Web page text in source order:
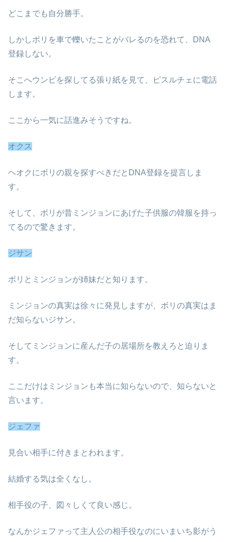
どこまでも自分勝手。
しかしボリを車で轢いたことがバレるのを恐れて、DNA
登録しない。
そこへウンビを探してる張り紙を見て、ピスルチェに電話
します。
ここから一気に話進みそうですね。
オクス
ヘオクにボリの親を探すべきだとDNA登録を提言しま
す。
そして、ボリが昔ミンジョンにあげた子供服の韓服を持っ
てるので驚きます。
ジサン
ボリとミンジョンが姉妹だと知ります。
ミンジョンの真実は徐々に発見しますが、ボリの真実はま
だ知らないジサン。
そしてミンジョンに産んだ子の居場所を教えろと迫りま
す。
ここだけはミンジョンも本当に知らないので、知らないと
言います。
ジェファ
見合い相手に付きまとわれます。
結婚する気は全くなし。
相手役の子、図々しくて良い感じ。
なんかジェファって主人公の相手役なのにいまいち影がう